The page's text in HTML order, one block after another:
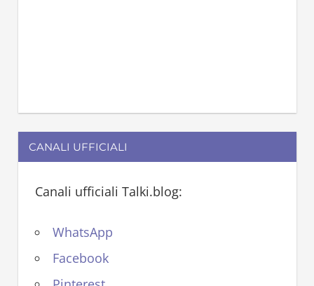
CANALI UFFICIALI
Canali ufficiali Talki.blog:
WhatsApp
Facebook